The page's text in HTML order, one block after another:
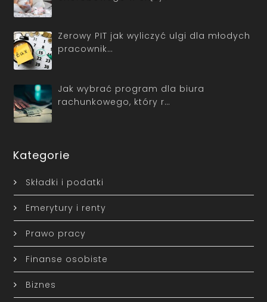
Zerowy PIT jak wyliczyć ulgi dla młodych
pracownik…
Jak wybrać program dla biura
rachunkowego, który r…
Kategorie
Składki i podatki
Emerytury i renty
Prawo pracy
Finanse osobiste
Biznes